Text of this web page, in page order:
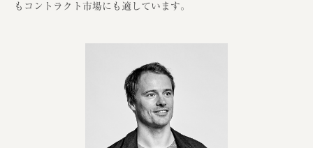
もコントラクト市場にも適しています。